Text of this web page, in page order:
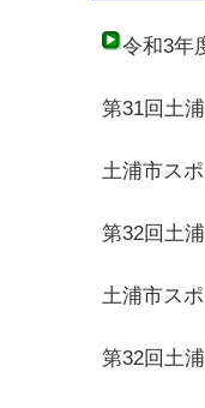
令和3年
第31回土
土浦市ス
第32回土
土浦市ス
第32回土